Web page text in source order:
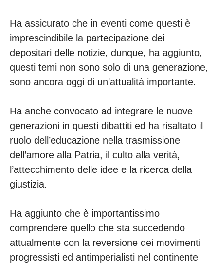
Ha assicurato che in eventi come questi è
imprescindibile la partecipazione dei
depositari delle notizie, dunque, ha aggiunto,
questi temi non sono solo di una generazione,
sono ancora oggi di un’attualità importante.
Ha anche convocato ad integrare le nuove
generazioni in questi dibattiti ed ha risaltato il
ruolo dell’educazione nella trasmissione
dell’amore alla Patria, il culto alla verità,
l’attecchimento delle idee e la ricerca della
giustizia.
Ha aggiunto che è importantissimo
comprendere quello che sta succedendo
attualmente con la reversione dei movimenti
progressisti ed antimperialisti nel continente